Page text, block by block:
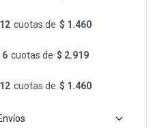
12 cuotas de $ 1.460
6 cuotas de $ 2.919
12 cuotas de $ 1.460